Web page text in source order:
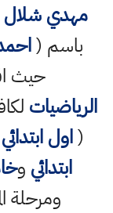
مهدي شلال
باسم (
حيث
الرياضيات
(اول ابتدائي
ابتدائي و
ومرحلة